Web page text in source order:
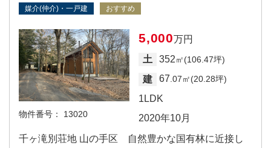
媒介(仲介)・一戸建 おすすめ
物件番号： 13020
5,000万円
土
352㎡(106.47坪)
建 67.07㎡(20.28坪)
1LDK
2020年10月
千ヶ滝別荘地 山の手区 自然豊かな国有林に近接し